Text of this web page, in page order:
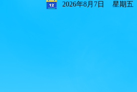
2026年8月7日 星期五